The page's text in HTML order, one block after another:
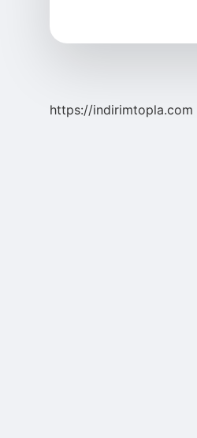
https://indirimtopla.com